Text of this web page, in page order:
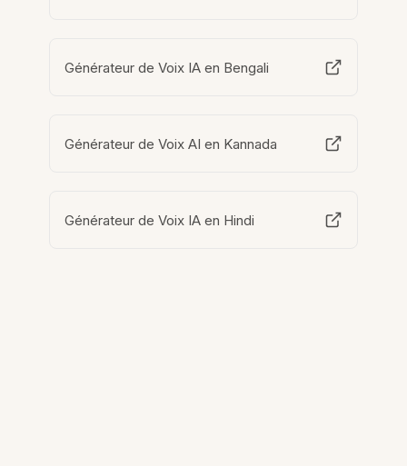
Générateur de Voix IA en Bengali
Générateur de Voix AI en Kannada
Générateur de Voix IA en Hindi